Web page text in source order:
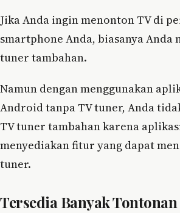
Jika Anda ingin menonton TV di
smartphone Anda, biasanya Anda
tuner tambahan.
Namun dengan menggunakan
Android tanpa TV tuner, Anda
TV tuner tambahan karena
menyediakan fitur yang dapat
tuner.
Tersedia Banyak Tontonan